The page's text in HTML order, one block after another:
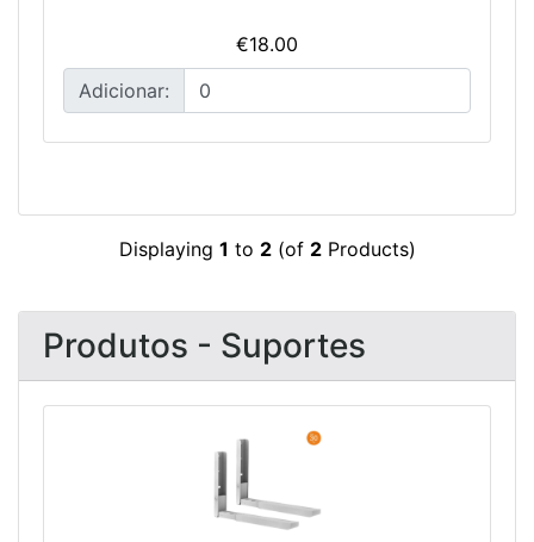
€18.00
Adicionar:
Displaying 1 to 2(of 2Products)
Produtos - Suportes